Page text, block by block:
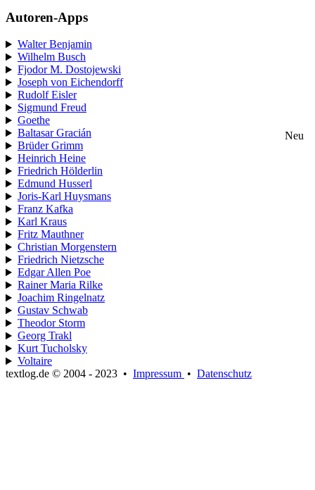
Autoren-Apps
Walter Benjamin
Wilhelm Busch
Fjodor M. Dostojewski
Joseph von Eichendorff
Rudolf Eisler
Sigmund Freud
Goethe
Baltasar Gracián
Neu
Brüder Grimm
Heinrich Heine
Friedrich Hölderlin
Edmund Husserl
Joris-Karl Huysmans
Franz Kafka
Karl Kraus
Fritz Mauthner
Christian Morgenstern
Friedrich Nietzsche
Edgar Allen Poe
Rainer Maria Rilke
Joachim Ringelnatz
Gustav Schwab
Theodor Storm
Georg Trakl
Kurt Tucholsky
Voltaire
textlog.de © 2004 - 2023 • Impressum • Datenschutz